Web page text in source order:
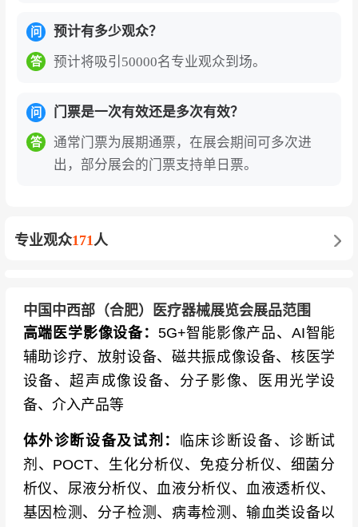
问 预计有多少观众？
答 预计将吸引50000名专业观众到场。
问 门票是一次有效还是多次有效？
答
通常门票为展期通票，在展会期间可多次进
出，部分展会的门票支持单日票。
专业观众171人
中国中西部（合肥）医疗器械展览会展品范围
高端医学影像设备： 5G+智能影像产品、AI智能
辅助诊疗、放射设备、磁共振成像设备、核医学
设备、超声成像设备、分子影像、医用光学设
备、介入产品等
体外诊断设备及试剂： 临床诊断设备、诊断试
剂、POCT、生化分析仪、免疫分析仪、细菌分
析仪、尿液分析仪、血液分析仪、血液透析仪、
基因检测、分子检测、病毒检测、输血类设备以